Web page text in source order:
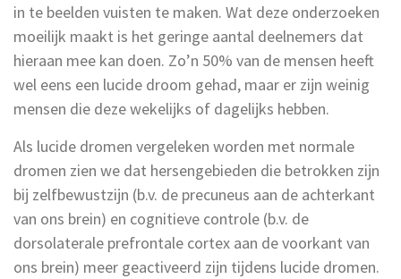
in te beelden vuisten te maken. Wat deze onderzoeken
moeilijk maakt is het geringe aantal deelnemers dat
hieraan mee kan doen. Zo’n 50% van de mensen heeft
wel eens een lucide droom gehad, maar er zijn weinig
mensen die deze wekelijks of dagelijks hebben.
Als lucide dromen vergeleken worden met normale
dromen zien we dat hersengebieden die betrokken zijn
bij zelfbewustzijn (b.v. de precuneus aan de achterkant
van ons brein) en cognitieve controle (b.v. de
dorsolaterale prefrontale cortex aan de voorkant van
ons brein) meer geactiveerd zijn tijdens lucide dromen.